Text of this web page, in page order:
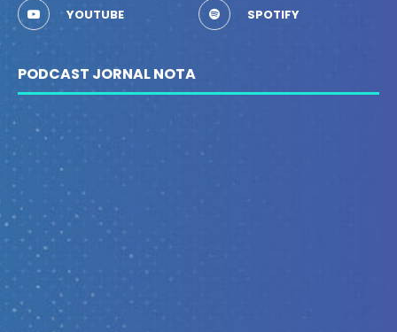
YOUTUBE SPOTIFY
PODCAST JORNAL NOTA